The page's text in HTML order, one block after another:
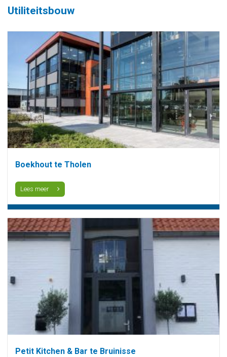
Utiliteitsbouw
Boekhout te Tholen
Lees meer
Petit Kitchen & Bar te Bruinisse